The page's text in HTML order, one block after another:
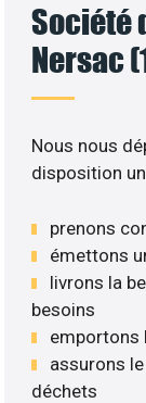
Société
Nersac
Nous nous
disposition
prenons
émettons
livrons la
besoins
emportons
assurons
déchets